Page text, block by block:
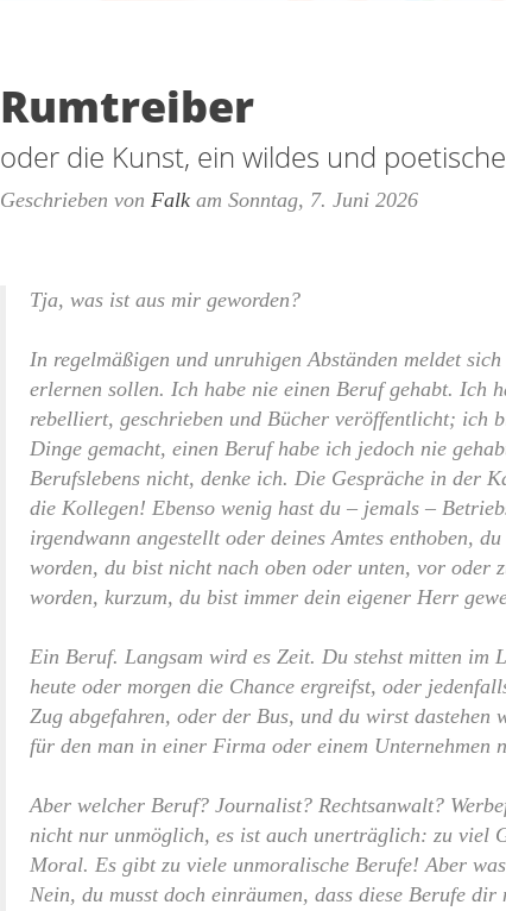
Rumtreiber
oder die Kunst, ein wildes und
Geschrieben von Falk am Sonntag, 7. Juni 2026
Tja, was ist aus mir geworden?
In regelmäßigen und unruhigen Abständen meldet
erlernen sollen. Ich habe nie einen Beruf gehabt. Ich
rebelliert, geschrieben und Bücher veröffentlicht; ich
Dinge gemacht, einen Beruf habe ich jedoch nie
Berufslebens nicht, denke ich. Die Gespräche in der
die Kollegen! Ebenso wenig hast du – jemals –
irgendwann angestellt oder deines Amtes enthoben,
worden, du bist nicht nach oben oder unten, vor oder
worden, kurzum, du bist immer dein eigener Herr
Ein Beruf. Langsam wird es Zeit. Du stehst mitten im
heute oder morgen die Chance ergreifst, oder
Zug abgefahren, oder der Bus, und du wirst
für den man in einer Firma oder einem Unternehmen
Aber welcher Beruf? Journalist? Rechtsanwalt?
nicht nur unmöglich, es ist auch unerträglich: zu viel
Moral. Es gibt zu viele unmoralische Berufe! Aber
Nein, du musst doch einräumen, dass diese Berufe